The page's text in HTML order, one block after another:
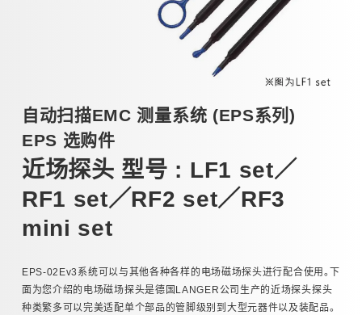
英语
自动扫描EMC 测量系统 (EPS系列)
EPS 选购件
近场探头 型号 : LF1 set／
RF1 set／RF2 set／RF3
mini set
EPS-02Ev3系统可以与其他各种各样的电场磁场探头进行配合使用。下
面为您介绍的电场磁场探头是德国LANGER公司生产的近场探头探头
种类繁多可以完美适配单个部品的管脚级别到大型元器件以及装配品。
电快速瞬变脉冲群模拟试验器
雷击浪涌模拟试验器 (LSS系列)
电压跌落及升高模拟试验器 (VDS系列)
阻尼振荡波模拟试验器
汽车用瞬时浪涌模拟试验器 (ISS/JSS系列)
自动扫描EMC 测量系统 (EPS系列)
其他